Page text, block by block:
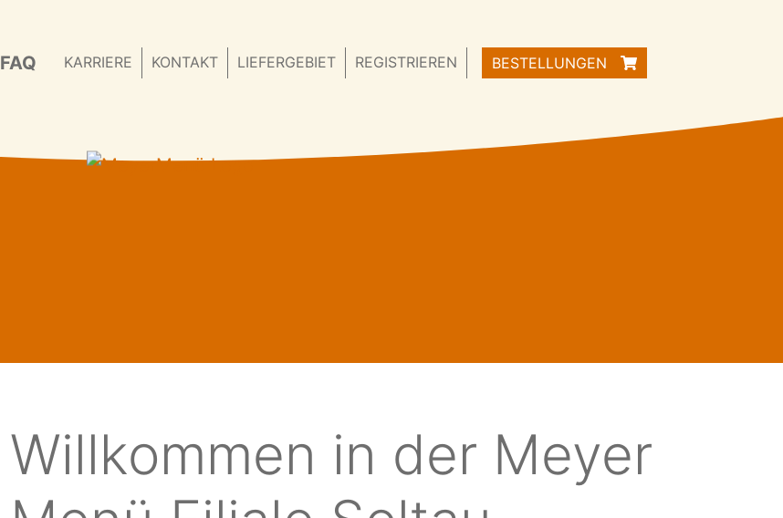
FAQ KARRIERE KONTAKT LIEFERGEBIET REGISTRIEREN BESTELLUNGEN
Willkommen in der Meyer